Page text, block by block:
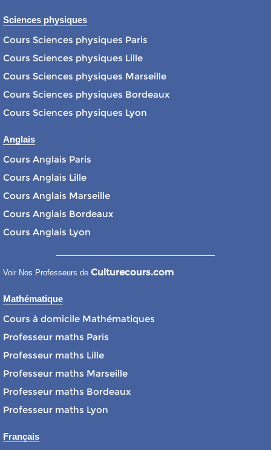
Sciences physiques
Cours Sciences physiques Paris
Cours Sciences physiques Lille
Cours Sciences physiques Marseille
Cours Sciences physiques Bordeaux
Cours Sciences physiques Lyon
Anglais
Cours Anglais Paris
Cours Anglais Lille
Cours Anglais Marseille
Cours Anglais Bordeaux
Cours Anglais Lyon
Voir Nos Professeurs de Culturecours.com
Mathématique
Cours à domicile Mathématiques
Professeur maths Paris
Professeur maths Lille
Professeur maths Marseille
Professeur maths Bordeaux
Professeur maths Lyon
Français